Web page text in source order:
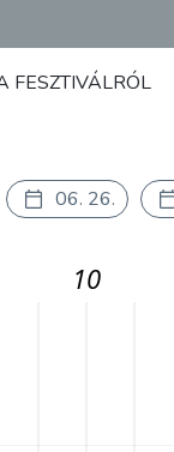
FESZTIVÁLRÓL
06. 26.
10